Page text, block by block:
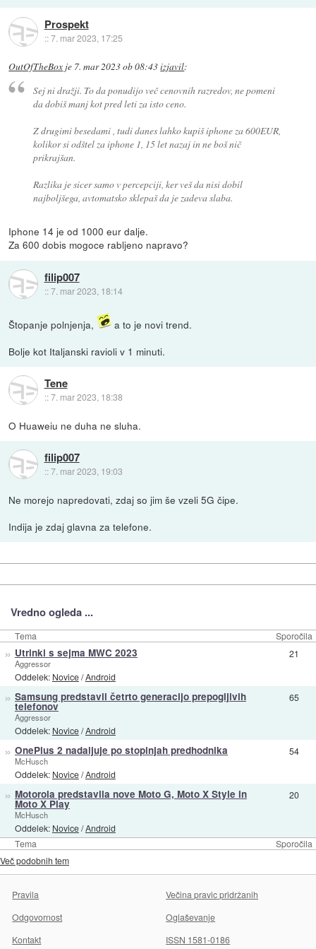
Prospekt
::7. mar 2023, 17:25
OutOfTheBox je 7. mar 2023 ob 08:43izjavil:
Sej ni dražji. To da ponudijo več cenovnih razredov, ne pomeni
da dobiš manj kot pred leti za isto ceno.
Z drugimi besedami , tudi danes lahko kupiš iphone za 600EUR,
kolikor si odštel za iphone 1, 15 let nazaj in ne boš nič
prikrajšan.
Razlika je sicer samo v percepciji, ker veš da nisi dobil
najboljšega, avtomatsko sklepaš da je zadeva slaba.
Iphone 14 je od 1000 eur dalje.
Za 600 dobis mogoce rabljeno napravo?
filip007
::7. mar 2023, 18:14
Štopanje polnjenja,
a to je novi trend.
Bolje kot Italjanski ravioli v 1 minuti.
Tene
::7. mar 2023, 18:38
O Huaweiu ne duha ne sluha.
filip007
::7. mar 2023, 19:03
Ne morejo napredovati, zdaj so jim še vzeli 5G čipe.
Indija je zdaj glavna za telefone.
Vredno ogleda ...
Tema Sporočila
Tema Sporočila
» Utrinki s sejma MWC 2023
Aggressor
Oddelek: Novice/Android
21
» Samsung predstavil četrto generacijo prepogljivih
telefonov
Aggressor
Oddelek: Novice/Android
65
» OnePlus 2 nadaljuje po stopinjah predhodnika
McHusch
Oddelek: Novice/Android
54
» Motorola predstavila nove Moto G, Moto X Style in
Moto X Play
McHusch
Oddelek: Novice/Android
20
Več podobnih tem
Pravila
Večina pravic pridržanih
Odgovornost
Oglaševanje
Kontakt
ISSN 1581-0186